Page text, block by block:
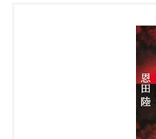
Evaluation
読書をより楽しむ